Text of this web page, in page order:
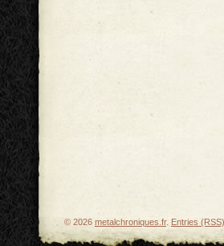
© 2026 metalchroniques.fr. Entries (RSS)